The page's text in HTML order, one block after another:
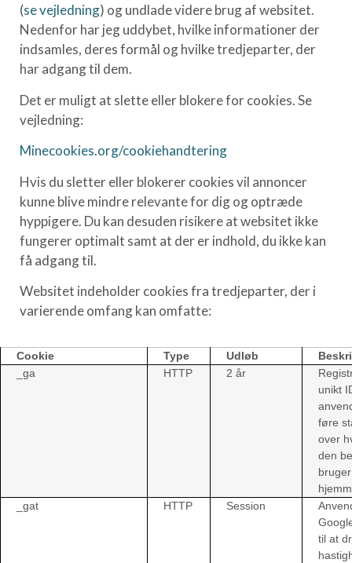
(se vejledning) og undlade videre brug af websitet.
Nedenfor har jeg uddybet, hvilke informationer der
indsamles, deres formål og hvilke tredjeparter, der
har adgang til dem.
Det er muligt at slette eller blokere for cookies. Se
vejledning:
Minecookies.org/cookiehandtering
Hvis du sletter eller blokerer cookies vil annoncer
kunne blive mindre relevante for dig og optræde
hyppigere. Du kan desuden risikere at websitet ikke
fungerer optimalt samt at der er indhold, du ikke kan
få adgang til.
Websitet indeholder cookies fra tredjeparter, der i
varierende omfang kan omfatte:
Cookie Type Udløb
_ga
HTTP 2 år
unikt
føre
over
den
bruger
_gat
HTTP Session
til at